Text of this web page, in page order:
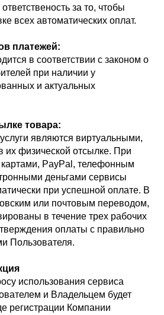
за то, чтобы
всех автоматических оплат.
платежей:
в соответствии с законом о
при наличии у
и актуальных
товара:
являются виртуальными,
их физической отсылке. При
PayPal, телефонным
деньгами сервисы
при успешной оплате. В
или почтовым переводом,
в течение трех рабочих
оплаты с правильно
Пользователя.
использования сервиса
и Владельцем будет
регистрации Компании